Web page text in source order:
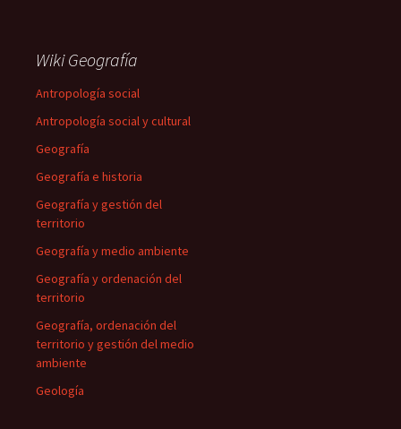
Wiki Geografía
Antropología social
Antropología social y cultural
Geografía
Geografía e historia
Geografía y gestión del
territorio
Geografía y medio ambiente
Geografía y ordenación del
territorio
Geografía, ordenación del
territorio y gestión del medio
ambiente
Geología